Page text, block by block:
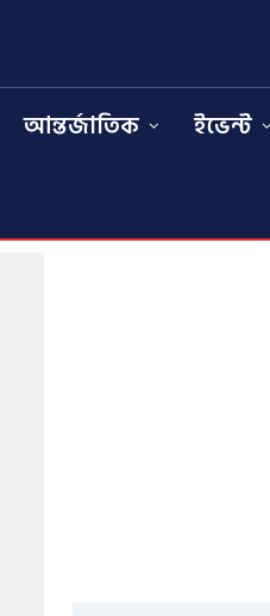
আন্তর্জাতিক
ইভেন্ট